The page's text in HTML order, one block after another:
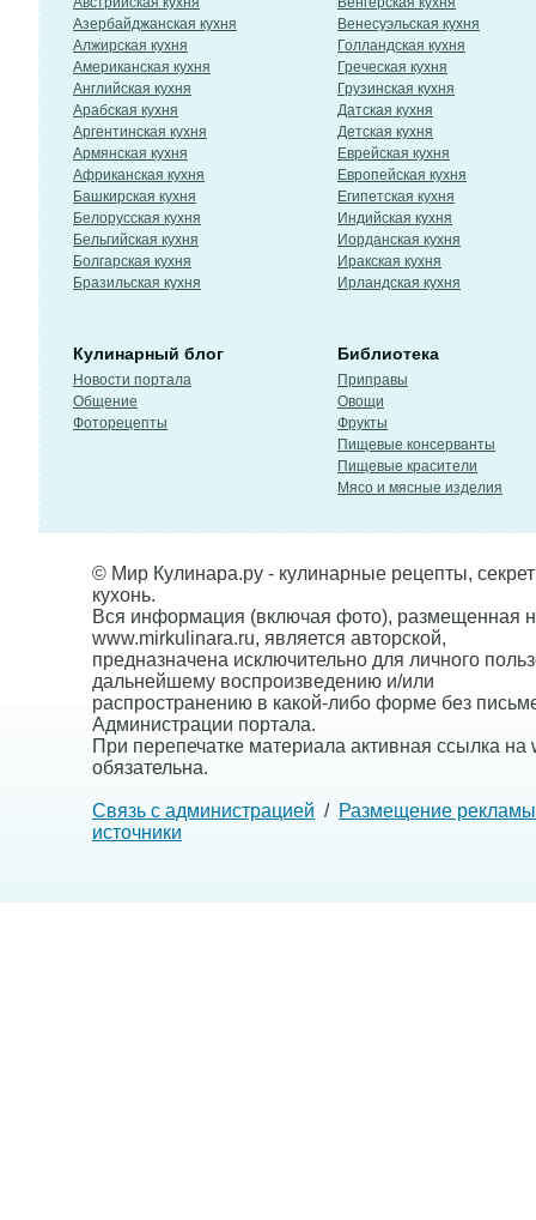
Азербайджанская кухня
Алжирская кухня
Американская кухня
Английская кухня
Арабская кухня
Аргентинская кухня
Армянская кухня
Африканская кухня
Башкирская кухня
Белорусская кухня
Бельгийская кухня
Болгарская кухня
Бразильская кухня
Венесуэльская кухня
Голландская кухня
Греческая кухня
Грузинская кухня
Датская кухня
Детская кухня
Еврейская кухня
Европейская кухня
Египетская кухня
Индийская кухня
Иорданская кухня
Иракская кухня
Ирландская кухня
Кулинарный блог
Новости портала
Общение
Фоторецепты
Библиотека
Приправы
Овощи
Фрукты
Пищевые консерванты
Пищевые красители
Мясо и мясные изделия
© Мир Кулинара.ру - кулинарные рецепты,
кухонь.
Вся информация (включая фото), размещенная
www.mirkulinara.ru, является авторской,
предназначена исключительно для личного
дальнейшему воспроизведению и/или
распространению в какой-либо форме без
Администрации портала.
При перепечатке материала активная ссылка на
обязательна.
Связь с администрацией / Размещение рекламы
источники